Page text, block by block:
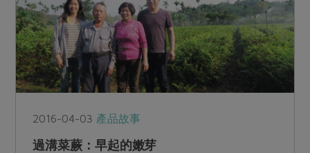
2016-04-03 產品故事
過溝菜蕨：早起的嫩芽